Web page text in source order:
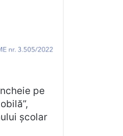
pe
școlar